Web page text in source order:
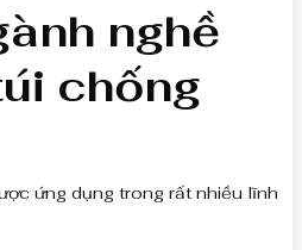
nghề
chống
ứng dụng trong rất nhiều lĩnh